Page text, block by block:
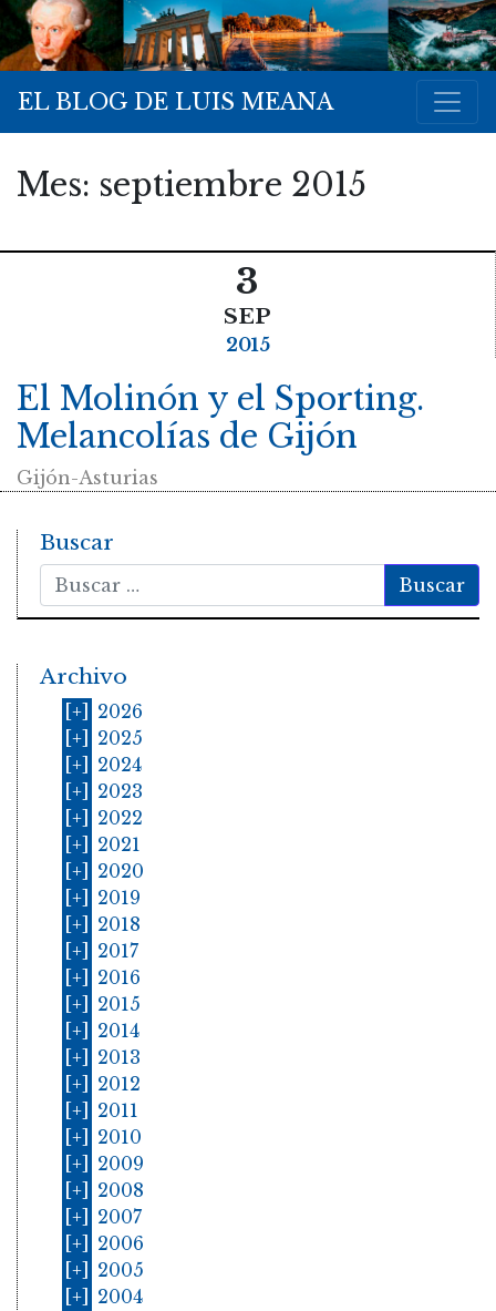
EL BLOG DE LUIS MEANA
Mes: septiembre 2015
3
SEP
2015
El Molinón y el Sporting.
Melancolías de Gijón
Gijón-Asturias
Buscar
Buscar
Archivo
[+]
2026
[+]
2025
[+]
2024
[+]
2023
[+]
2022
[+]
2021
[+]
2020
[+]
2019
[+]
2018
[+]
2017
[+]
2016
[+]
2015
[+]
2014
[+]
2013
[+]
2012
[+]
2011
[+]
2010
[+]
2009
[+]
2008
[+]
2007
[+]
2006
[+]
2005
[+]
2004